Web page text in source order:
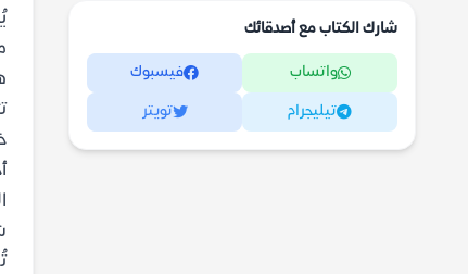
شارك الكتاب مع أصدقائك
واتساب فيسبوك
تيليجرام تويتر